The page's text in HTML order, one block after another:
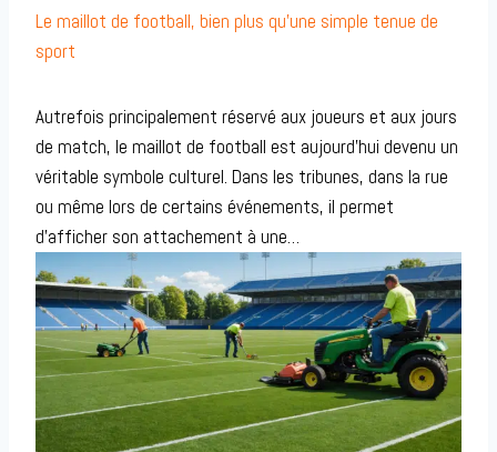
Le maillot de football, bien plus qu’une simple tenue de
sport
Autrefois principalement réservé aux joueurs et aux jours
de match, le maillot de football est aujourd’hui devenu un
véritable symbole culturel. Dans les tribunes, dans la rue
ou même lors de certains événements, il permet
d’afficher son attachement à une…